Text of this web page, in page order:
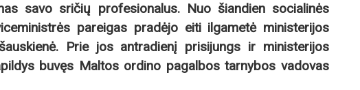
savo sričių profesionalus. Nuo šiandien socialinės
pareigas pradėjo eiti ilgametė ministerijos
Prie jos antradienį prisijungs ir ministerijos
buvęs Maltos ordino pagalbos tarnybos vadovas